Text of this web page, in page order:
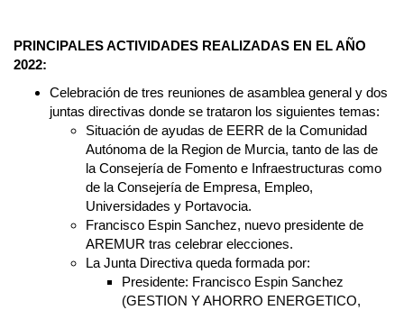
PRINCIPALES ACTIVIDADES REALIZADAS EN EL AÑO
2022:
Celebración de tres reuniones de asamblea general y dos
juntas directivas donde se trataron los siguientes temas:
Situación de ayudas de EERR de la Comunidad
Autónoma de la Region de Murcia, tanto de las de
la Consejería de Fomento e Infraestructuras como
de la Consejería de Empresa, Empleo,
Universidades y Portavocia.
Francisco Espin Sanchez, nuevo presidente de
AREMUR tras celebrar elecciones.
La Junta Directiva queda formada por:
Presidente: Francisco Espin Sanchez
(GESTION Y AHORRO ENERGETICO,